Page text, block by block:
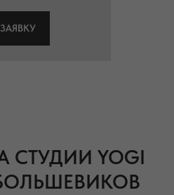
YOGI